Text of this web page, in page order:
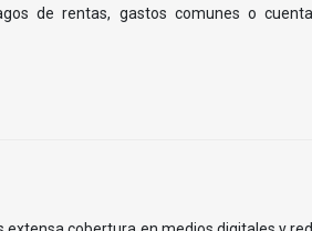
de rentas, gastos comunes o